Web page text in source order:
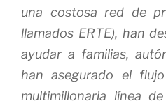
una costosa red de
llamados ERTE), han
ayudar a familias,
han asegurado el
multimillonaria línea